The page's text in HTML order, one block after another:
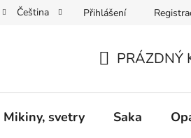
poukazy Dostupnost
Čeština Přihlášení
KOŠÍK
PRÁZDNÝ
Mikiny, svetry Saka